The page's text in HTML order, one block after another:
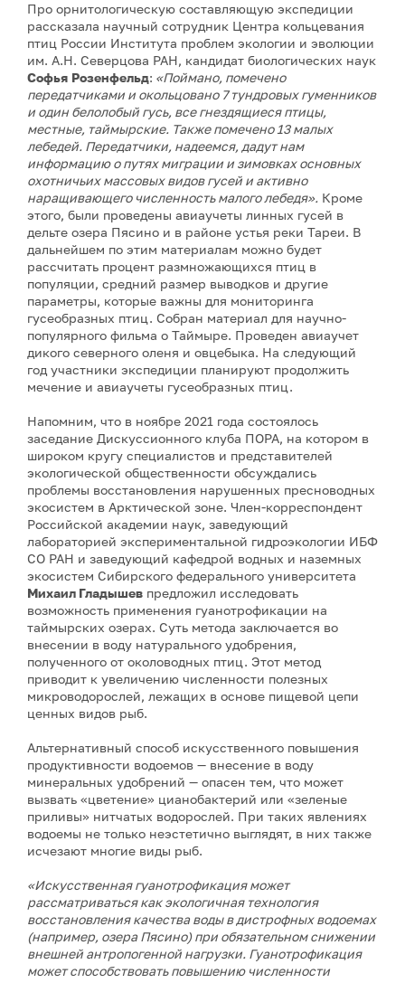
Про орнитологическую составляющую экспедиции
рассказала научный сотрудник Центра кольцевания
птиц России Института проблем экологии и эволюции
им. А.Н. Северцова РАН, кандидат биологических наук
Софья Розенфельд: «Поймано, помечено
передатчиками и окольцовано 7 тундровых гуменников
и один белолобый гусь, все гнездящиеся птицы,
местные, таймырские. Также помечено 13 малых
лебедей. Передатчики, надеемся, дадут нам
информацию о путях миграции и зимовках основных
охотничьих массовых видов гусей и активно
наращивающего численность малого лебедя». Кроме
этого, были проведены авиаучеты линных гусей в
дельте озера Пясино и в районе устья реки Тареи. В
дальнейшем по этим материалам можно будет
рассчитать процент размножающихся птиц в
популяции, средний размер выводков и другие
параметры, которые важны для мониторинга
гусеобразных птиц. Собран материал для научно-
популярного фильма о Таймыре. Проведен авиаучет
дикого северного оленя и овцебыка. На следующий
год участники экспедиции планируют продолжить
мечение и авиаучеты гусеобразных птиц.
Напомним, что в ноябре 2021 года состоялось
заседание Дискуссионного клуба ПОРА, на котором в
широком кругу специалистов и представителей
экологической общественности обсуждались
проблемы восстановления нарушенных пресноводных
экосистем в Арктической зоне. Член-корреспондент
Российской академии наук, заведующий
лабораторией экспериментальной гидроэкологии ИБФ
СО РАН и заведующий кафедрой водных и наземных
экосистем Сибирского федерального университета
Михаил Гладышев предложил исследовать
возможность применения гуанотрофикации на
таймырских озерах. Суть метода заключается во
внесении в воду натурального удобрения,
полученного от околоводных птиц. Этот метод
приводит к увеличению численности полезных
микроводорослей, лежащих в основе пищевой цепи
ценных видов рыб.
Альтернативный способ искусственного повышения
продуктивности водоемов — внесение в воду
минеральных удобрений — опасен тем, что может
вызвать «цветение» цианобактерий или «зеленые
приливы» нитчатых водорослей. При таких явлениях
водоемы не только неэстетично выглядят, в них также
исчезают многие виды рыб.
«Искусственная гуанотрофикация может
рассматриваться как экологичная технология
восстановления качества воды в дистрофных водоемах
(например, озера Пясино) при обязательном снижении
внешней антропогенной нагрузки. Гуанотрофикация
может способствовать повышению численности